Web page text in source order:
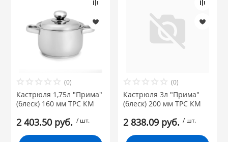
(0)
Кастрюля 1,75л "Прима"
(блеск) 160 мм ТРС КМ
2 403.50 руб. / шт.
(0)
Кастрюля 3л "Прима"
(блеск) 200 мм ТРС КМ
2 838.09 руб. / шт.